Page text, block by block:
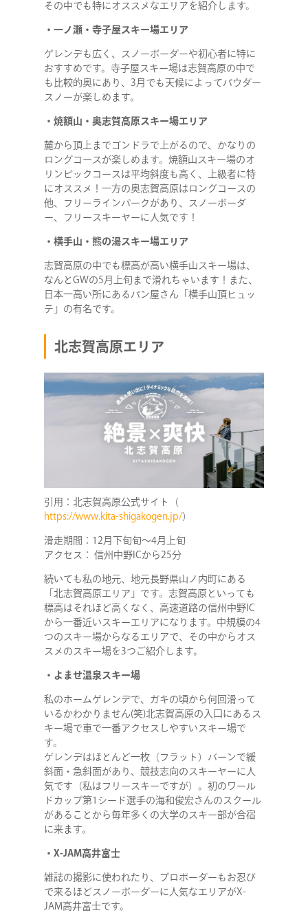
その中でも特にオススメなエリアを紹介します。
・一ノ瀬・寺子屋スキー場エリア
ゲレンデも広く、スノーボーダーや初心者に特に
おすすめです。寺子屋スキー場は志賀高原の中で
も比較的奥にあり、3月でも天候によってパウダー
スノーが楽しめます。
・焼額山・奥志賀高原スキー場エリア
麓から頂上までゴンドラで上がるので、かなりの
ロングコースが楽しめます。焼額山スキー場のオ
リンピックコースは平均斜度も高く、上級者に特
にオススメ！一方の奥志賀高原はロングコースの
他、フリーラインパークがあり、スノーボーダ
ー、フリースキーヤーに人気です！
・横手山・熊の湯スキー場エリア
志賀高原の中でも標高が高い横手山スキー場は、
なんとGWの5月上旬まで滑れちゃいます！また、
日本一高い所にあるパン屋さん「横手山頂ヒュッ
テ」の有名です。
北志賀高原エリア
引用：北志賀高原公式サイト（
https://www.kita-shigakogen.jp/）
滑走期間：12月下旬旬～4月上旬
アクセス： 信州中野ICから25分
続いても私の地元、地元長野県山ノ内町にある
「北志賀高原エリア」です。志賀高原といっても
標高はそれほど高くなく、高速道路の信州中野IC
から一番近いスキーエリアになります。中規模の4
つのスキー場からなるエリアで、その中からオス
スメのスキー場を3つご紹介します。
・よませ温泉スキー場
私のホームゲレンデで、ガキの頃から何回滑って
いるかわかりません(笑)北志賀高原の入口にあるス
キー場で車で一番アクセスしやすいスキー場で
す。
ゲレンデはほとんど一枚（フラット）バーンで緩
斜面・急斜面があり、競技志向のスキーヤーに人
気です（私はフリースキーですが）。初のワール
ドカップ第1シード選手の海和俊宏さんのスクール
があることから毎年多くの大学のスキー部が合宿
に来ます。
・X-JAM高井富士
雑誌の撮影に使われたり、プロボーダーもお忍び
で来るほどスノーボーダーに人気なエリアがX-
JAM高井富士です。